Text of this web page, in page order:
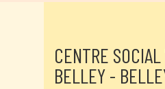
CENTRE
BELLEY -